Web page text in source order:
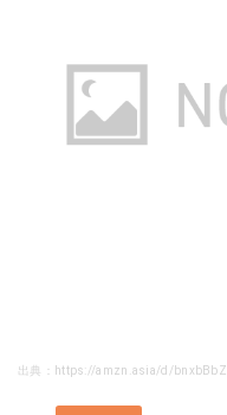
出典：https://amzn.asia/d/bnxbBbZ